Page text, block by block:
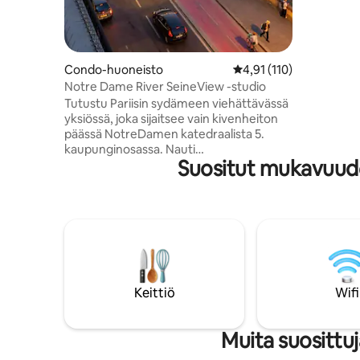
Condo-huoneisto Keskimääräinen arvio
4,91 (110)
Notre Dame River SeineView -studio
Tutustu Pariisin sydämeen viehättävässä
yksiössä, joka sijaitsee vain kivenheiton
päässä NotreDamen katedraalista 5.
kaupunginosassa. Nauti
henkeäsalpaavista näkymistä katedraaliin
parvekkeeltasi, joka sijaitsee 6.
huolehditaan. Nauti kapeiden,
mutkittelevien portaiden viehätyksestä,
joka on ihanteellinen kevyelle
matkailijalle. Lähde tutustumaan läheisiin
iloihin. Tervetuloa :)
Suositut
Keittiö Wifi
Muita